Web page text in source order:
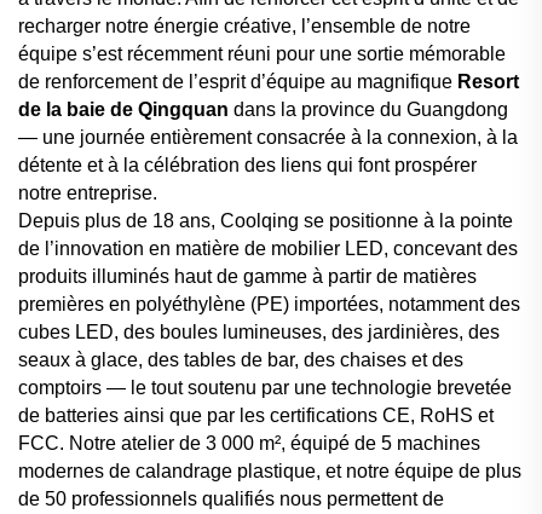
recharger notre énergie créative, l’ensemble de notre
équipe s’est récemment réuni pour une sortie mémorable
de renforcement de l’esprit d’équipe au magnifique Resort
de la baie de Qingquan dans la province du Guangdong
— une journée entièrement consacrée à la connexion, à la
détente et à la célébration des liens qui font prospérer
notre entreprise.
Depuis plus de 18 ans, Coolqing se positionne à la pointe
de l’innovation en matière de mobilier LED, concevant des
produits illuminés haut de gamme à partir de matières
premières en polyéthylène (PE) importées, notamment des
cubes LED, des boules lumineuses, des jardinières, des
seaux à glace, des tables de bar, des chaises et des
comptoirs — le tout soutenu par une technologie brevetée
de batteries ainsi que par les certifications CE, RoHS et
FCC. Notre atelier de 3 000 m², équipé de 5 machines
modernes de calandrage plastique, et notre équipe de plus
de 50 professionnels qualifiés nous permettent de